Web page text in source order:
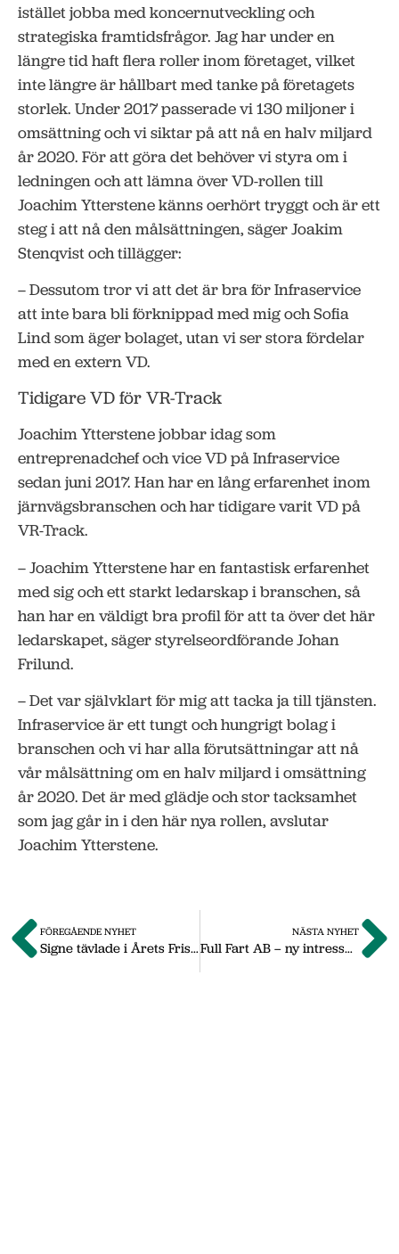
istället jobba med koncernutveckling och
strategiska framtidsfrågor. Jag har under en
längre tid haft flera roller inom företaget, vilket
inte längre är hållbart med tanke på företagets
storlek. Under 2017 passerade vi 130 miljoner i
omsättning och vi siktar på att nå en halv miljard
år 2020. För att göra det behöver vi styra om i
ledningen och att lämna över VD-rollen till
Joachim Ytterstene känns oerhört tryggt och är ett
steg i att nå den målsättningen, säger Joakim
Stenqvist och tillägger:
– Dessutom tror vi att det är bra för Infraservice
att inte bara bli förknippad med mig och Sofia
Lind som äger bolaget, utan vi ser stora fördelar
med en extern VD.
Tidigare VD för VR-Track
Joachim Ytterstene jobbar idag som
entreprenadchef och vice VD på Infraservice
sedan juni 2017. Han har en lång erfarenhet inom
järnvägsbranschen och har tidigare varit VD på
VR-Track.
– Joachim Ytterstene har en fantastisk erfarenhet
med sig och ett starkt ledarskap i branschen, så
han har en väldigt bra profil för att ta över det här
ledarskapet, säger styrelseordförande Johan
Frilund.
– Det var självklart för mig att tacka ja till tjänsten.
Infraservice är ett tungt och hungrigt bolag i
branschen och vi har alla förutsättningar att nå
vår målsättning om en halv miljard i omsättning
år 2020. Det är med glädje och stor tacksamhet
som jag går in i den här nya rollen, avslutar
Joachim Ytterstene.
FÖREGÅENDE NYHET
Signe tävlade i Årets Frisör som 19-åring
NÄSTA NYHET
Full Fart AB – ny intressent i Nässjö Näringsliv